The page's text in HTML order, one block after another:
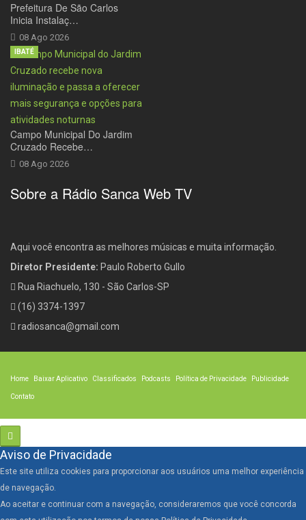
Prefeitura De São Carlos
Inicia Instalaç…
08 Ago 2026
Campo Municipal Do Jardim
Cruzado Recebe…
08 Ago 2026
IBATÉ
Sobre a Rádio Sanca Web TV
Aqui você encontra as melhores músicas e muita informação.
Diretor Presidente: Paulo Roberto Gullo
Rua Riachuelo, 130 - São Carlos-SP
(16) 3374-1397
radiosanca@gmail.com
Home Baixar Aplicativo Classificados Podcasts Política de Privacidade Publicidade
Contato
Aviso de Privacidade
Este site utiliza cookies para proporcionar aos usuários uma melhor experiência
de navegação.
Ao aceitar e continuar com a navegação, consideraremos que você concorda